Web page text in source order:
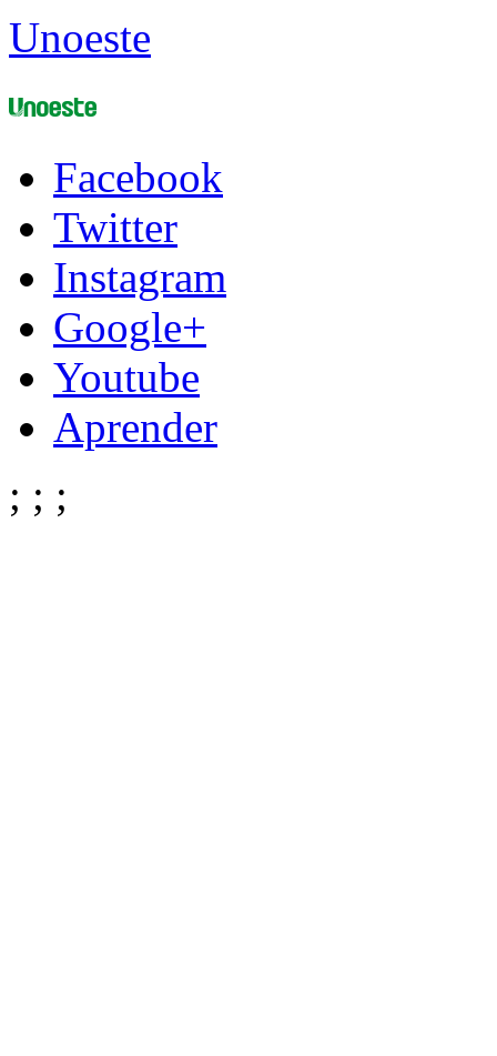
Unoeste
Facebook
Twitter
Instagram
Google+
Youtube
Aprender
; ; ;